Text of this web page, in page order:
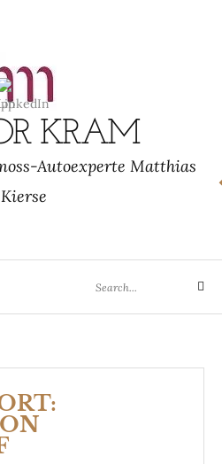
KRAM
Autoexperte Matthias
Kierse
for:
Search